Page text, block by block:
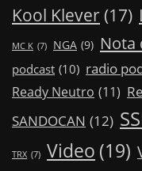
Kool Klever (17)
MC K (7) NGA (9) Nota
podcast (10) radio
Ready Neutro (11)
SANDOCAN (12)
TRX (7) Video (19)